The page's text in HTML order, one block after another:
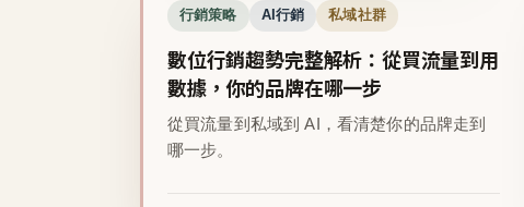
行銷策略 AI行銷 私域社群
數位行銷趨勢完整解析：從買流量到用
數據，你的品牌在哪一步
從買流量到私域到 AI，看清楚你的品牌走到
哪一步。